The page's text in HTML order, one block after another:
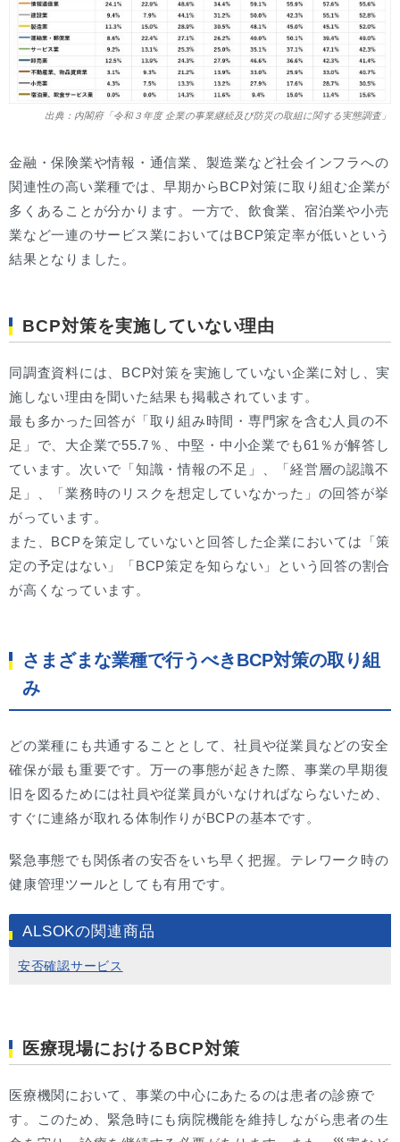
出典：内閣府「令和３年度 企業の事業継続及び防災の取組に関する実態調査」
金融・保険業や情報・通信業、製造業など社会インフラへの
関連性の高い業種では、早期からBCP対策に取り組む企業が
多くあることが分かります。一方で、飲食業、宿泊業や小売
業など一連のサービス業においてはBCP策定率が低いという
結果となりました。
BCP対策を実施していない理由
同調査資料には、BCP対策を実施していない企業に対し、実
施しない理由を聞いた結果も掲載されています。
最も多かった回答が「取り組み時間・専門家を含む人員の不
足」で、大企業で55.7％、中堅・中小企業でも61％が解答し
ています。次いで「知識・情報の不足」、「経営層の認識不
足」、「業務時のリスクを想定していなかった」の回答が挙
がっています。
また、BCPを策定していないと回答した企業においては「策
定の予定はない」「BCP策定を知らない」という回答の割合
が高くなっています。
さまざまな業種で行うべきBCP対策の取り組
み
どの業種にも共通することとして、社員や従業員などの安全
確保が最も重要です。万一の事態が起きた際、事業の早期復
旧を図るためには社員や従業員がいなければならないため、
すぐに連絡が取れる体制作りがBCPの基本です。
緊急事態でも関係者の安否をいち早く把握。テレワーク時の
健康管理ツールとしても有用です。
ALSOKの関連商品
安否確認サービス
医療現場におけるBCP対策
医療機関において、事業の中心にあたるのは患者の診療で
す。このため、緊急時にも病院機能を維持しながら患者の生